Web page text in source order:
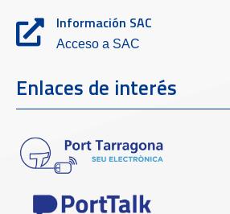
Información SAC
Acceso a SAC
Enlaces de interés